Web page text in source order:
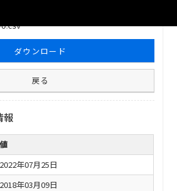
ダウンロード
戻る
報
値
2022年07月25日
2018年03月09日